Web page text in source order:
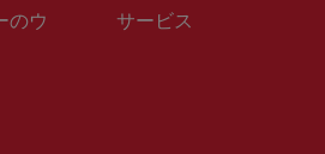
のウ
サービス